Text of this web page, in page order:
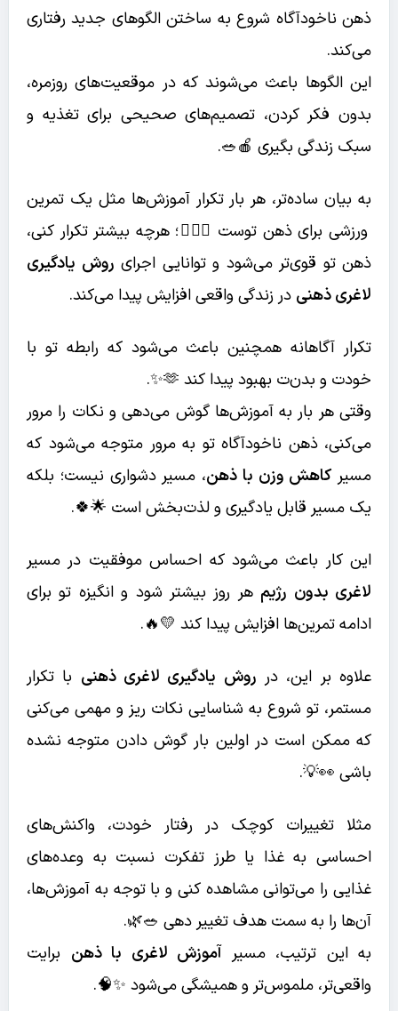
ذهن ناخودآگاه شروع به ساختن الگوهای جدید رفتاری
می‌کند.
این الگوها باعث می‌شوند که در موقعیت‌های روزمره،
بدون فکر کردن، تصمیم‌های صحیحی برای تغذیه و
سبک زندگی بگیری 🍎🥗.
به بیان ساده‌تر، هر بار تکرار آموزش‌ها مثل یک تمرین
ورزشی برای ذهن توست 🏋️‍♀️🧠؛ هرچه بیشتر تکرار کنی،
ذهن تو قوی‌تر می‌شود و توانایی اجرای روش یادگیری
لاغری ذهنی در زندگی واقعی افزایش پیدا می‌کند.
تکرار آگاهانه همچنین باعث می‌شود که رابطه تو با
خودت و بدن‌ت بهبود پیدا کند 🫶✨.
وقتی هر بار به آموزش‌ها گوش می‌دهی و نکات را مرور
می‌کنی، ذهن ناخودآگاه تو به مرور متوجه می‌شود که
مسیرکاهش وزن با ذهن، مسیر دشواری نیست؛ بلکه
یک مسیر قابل یادگیری و لذت‌بخش است 🌟🍀.
این کار باعث می‌شود که احساس موفقیت در مسیر
لاغری بدون رژیم هر روز بیشتر شود و انگیزه تو برای
ادامه تمرین‌ها افزایش پیدا کند 💛🔥.
علاوه بر این، در روش یادگیری لاغری ذهنی با تکرار
مستمر، تو شروع به شناسایی نکات ریز و مهمی می‌کنی
که ممکن است در اولین بار گوش دادن متوجه نشده
باشی 👀💡.
مثلا تغییرات کوچک در رفتار خودت، واکنش‌های
احساسی به غذا یا طرز تفکرت نسبت به وعده‌های
غذایی را می‌توانی مشاهده کنی و با توجه به آموزش‌ها،
آن‌ها را به سمت هدف تغییر دهی 🥗🌿.
به این ترتیب، مسیرآموزش لاغری با ذهن برایت
واقعی‌تر، ملموس‌تر و همیشگی می‌شود ✨🧠.